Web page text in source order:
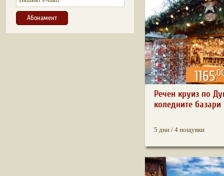
1165
Речен круиз по
коледните базари
5 дни / 4 нощувки